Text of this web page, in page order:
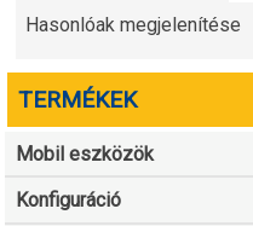
Hasonlóak megjelenítése
TERMÉKEK
Mobil eszközök
Konfiguráció